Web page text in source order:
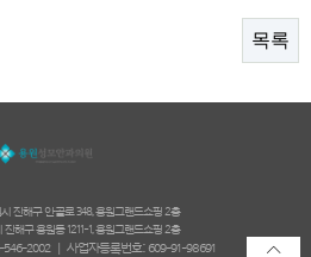
목록
진해구 안골로 348, 용원그랜드쇼핑 2층
해구 용원동 1211-1, 용원그랜드쇼핑 2층
2002 | 사업자등록번호: 609-91-98691